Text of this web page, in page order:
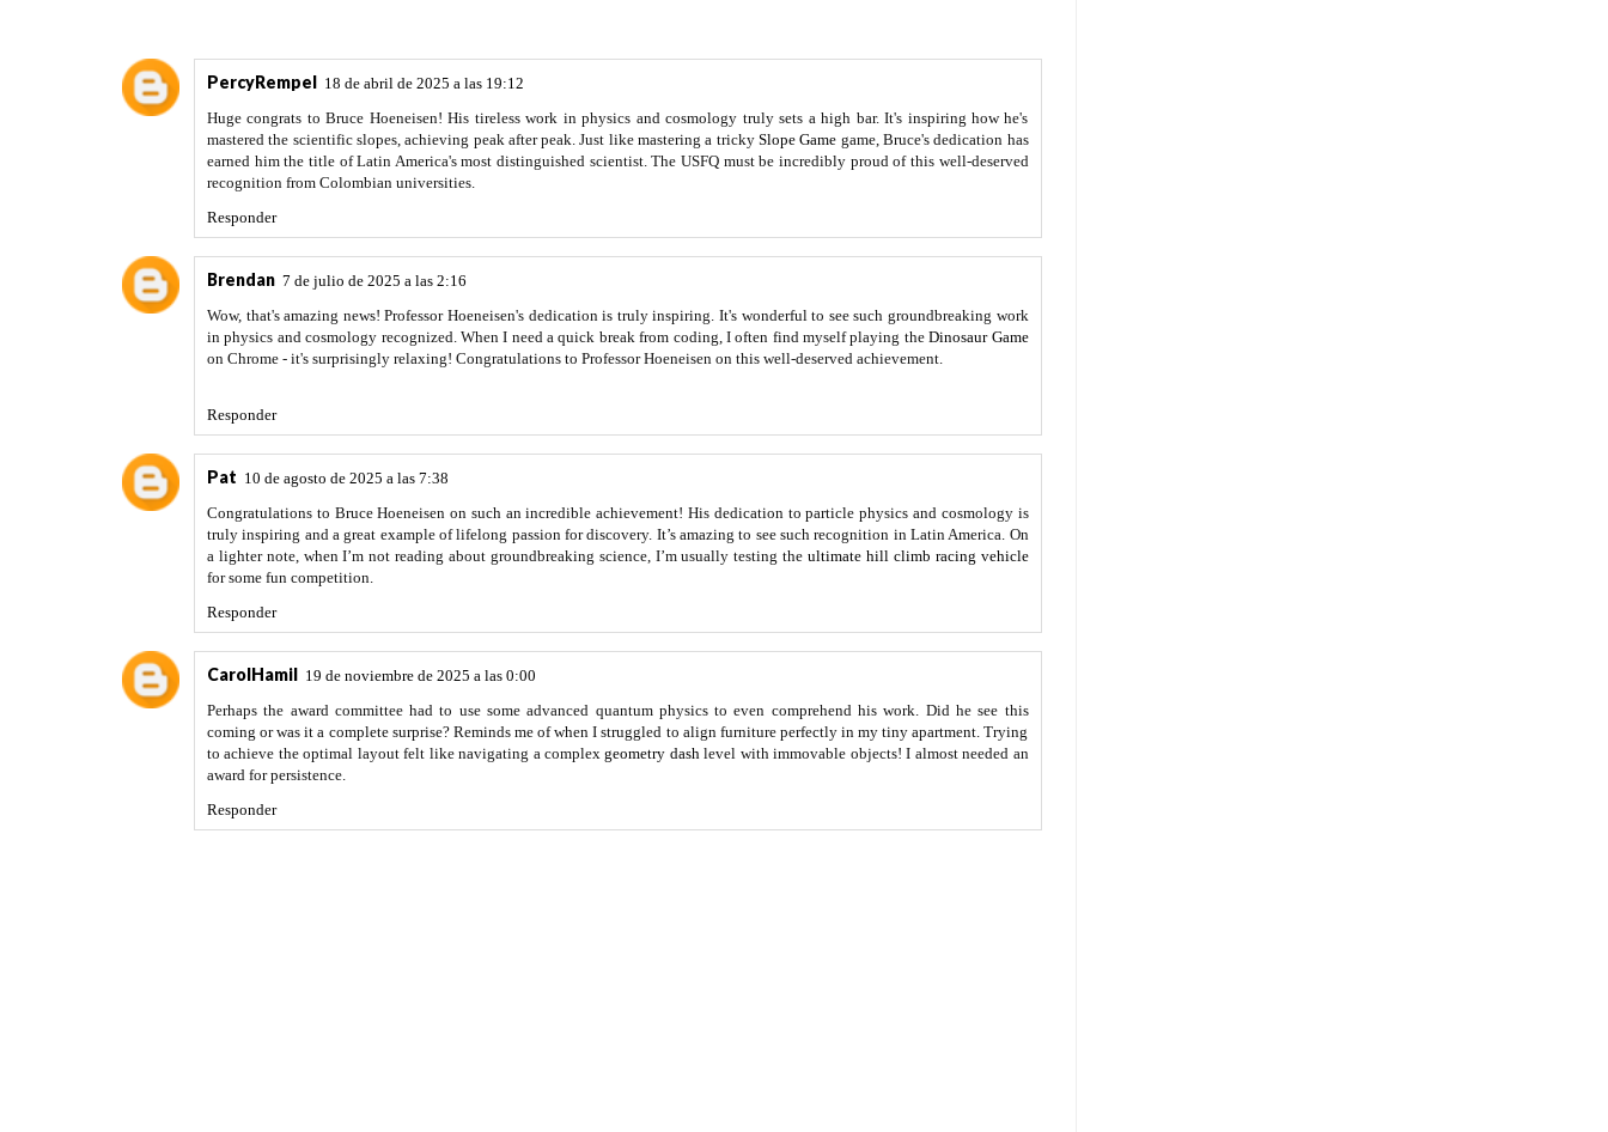
PercyRempel 18 de abril de 2025 a las 19:12
Huge congrats to Bruce Hoeneisen! His tireless work in physics and cosmology truly sets a high bar. It's inspiring how he's
mastered the scientific slopes, achieving peak after peak. Just like mastering a tricky Slope Game game, Bruce's dedication has
earned him the title of Latin America's most distinguished scientist. The USFQ must be incredibly proud of this well-deserved
recognition from Colombian universities.
Responder
Brendan 7 de julio de 2025 a las 2:16
Wow, that's amazing news! Professor Hoeneisen's dedication is truly inspiring. It's wonderful to see such groundbreaking work
in physics and cosmology recognized. When I need a quick break from coding, I often find myself playing theDinosaur Game
on Chrome - it's surprisingly relaxing! Congratulations to Professor Hoeneisen on this well-deserved achievement.
Responder
Pat 10 de agosto de 2025 a las 7:38
Congratulations to Bruce Hoeneisen on such an incredible achievement! His dedication to particle physics and cosmology is
truly inspiring and a great example of lifelong passion for discovery. It’s amazing to see such recognition in Latin America. On
a lighter note, when I’m not reading about groundbreaking science, I’m usually testing theultimate hill climb racing vehicle
for some fun competition.
Responder
CarolHamil 19 de noviembre de 2025 a las 0:00
Perhaps the award committee had to use some advanced quantum physics to even comprehend his work. Did he see this
coming or was it a complete surprise? Reminds me of when I struggled to align furniture perfectly in my tiny apartment. Trying
to achieve the optimal layout felt like navigating a complexgeometry dashlevel with immovable objects! I almost needed an
award for persistence.
Responder